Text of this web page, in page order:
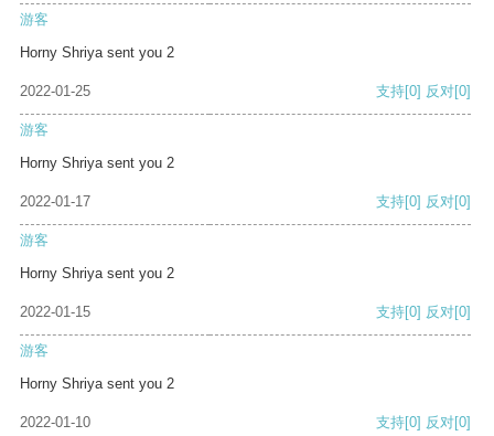
游客
Horny Shriya sent you 2
2022-01-25 支持[0] 反对[0]
游客
Horny Shriya sent you 2
2022-01-17 支持[0] 反对[0]
游客
Horny Shriya sent you 2
2022-01-15 支持[0] 反对[0]
游客
Horny Shriya sent you 2
2022-01-10 支持[0] 反对[0]